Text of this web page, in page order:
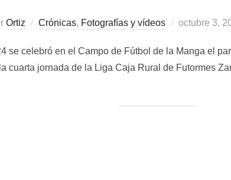
Ortiz Crónicas, Fotografías y vídeos
Publicado
octubre 3,
se celebró en el Campo de Fútbol de la Manga el
cuarta jornada de la Liga Caja Rural de Futormes